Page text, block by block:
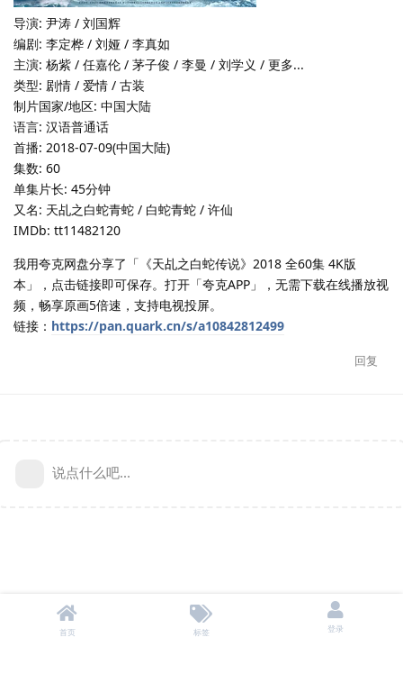
导演: 尹涛 / 刘国辉
编剧: 李定桦 / 刘娅 / 李真如
主演: 杨紫 / 任嘉伦 / 茅子俊 / 李曼 / 刘学义 / 更多...
类型: 剧情 / 爱情 / 古装
制片国家/地区: 中国大陆
语言: 汉语普通话
首播: 2018-07-09(中国大陆)
集数: 60
单集片长: 45分钟
又名: 天乩之白蛇青蛇 / 白蛇青蛇 / 许仙
IMDb: tt11482120
我用夸克网盘分享了「《天乩之白蛇传说》2018 全60集 4K版
本」，点击链接即可保存。打开「夸克APP」，无需下载在线播放视
频，畅享原画5倍速，支持电视投屏。
链接： https://pan.quark.cn/s/a10842812499
回复
说点什么吧...
首页 标签 登录